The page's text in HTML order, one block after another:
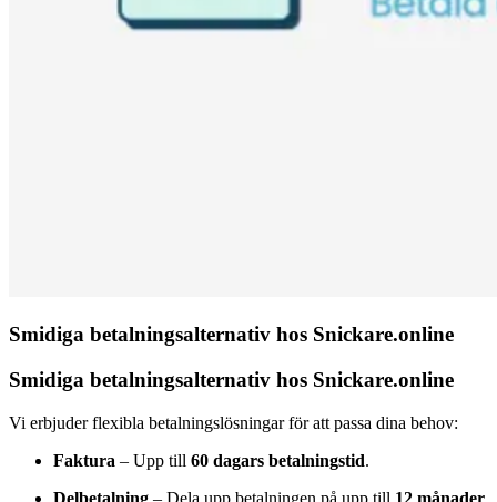
Smidiga betalningsalternativ hos Snickare.online
Smidiga betalningsalternativ hos Snickare.online
Vi erbjuder flexibla betalningslösningar för att passa dina behov:
Faktura – Upp till 60 dagars betalningstid.
Delbetalning – Dela upp betalningen på upp till 12 månader